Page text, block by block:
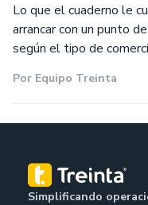
Lo que el cuaderno le
arrancar con un punto
según el tipo de
Por Equipo Treinta
Simplificando